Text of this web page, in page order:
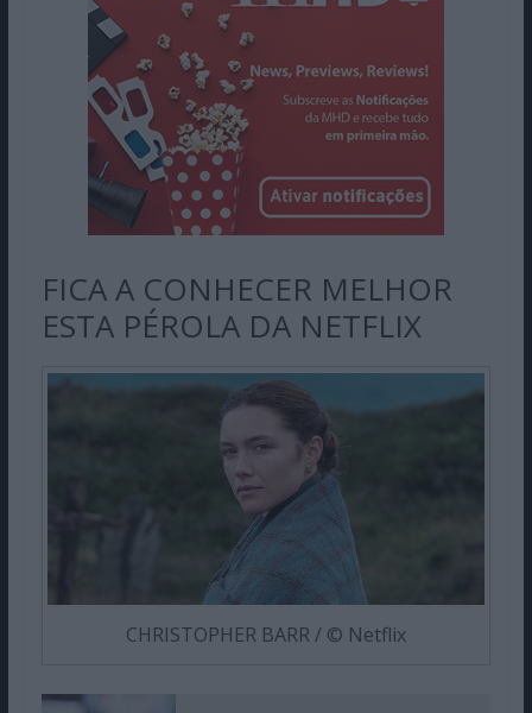
FICA A CONHECER MELHOR
ESTA PÉROLA DA NETFLIX
CHRISTOPHER BARR / © Netflix